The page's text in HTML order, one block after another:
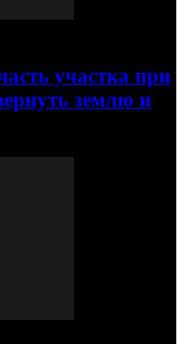
участка при
землю и